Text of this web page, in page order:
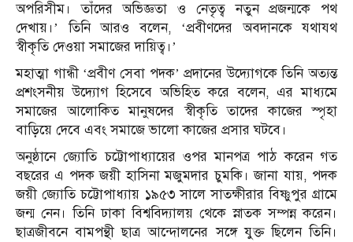
অপরিসীম। তাঁদের অভিজ্ঞতা ও নেতৃত্ব নতুন প্রজন্মকে পথ
দেখায়।’ তিনি আরও বলেন, ‘প্রবীণদের অবদানকে যথাযথ
স্বীকৃতি দেওয়া সমাজের দায়িত্ব।’
মহাত্মা গান্ধী ‘প্রবীণ সেবা পদক’ প্রদানের উদ্যোগকে তিনি অত্যন্ত
প্রশংসনীয় উদ্যোগ হিসেবে অভিহিত করে বলেন, এর মাধ্যমে
সমাজের আলোকিত মানুষদের স্বীকৃতি তাদের কাজের স্পৃহা
বাড়িয়ে দেবে এবং সমাজে ভালো কাজের প্রসার ঘটবে।
অনুষ্ঠানে জ্যোতি চট্টোপাধ্যায়ের ওপর মানপত্র পাঠ করেন গত
বছরের এ পদক জয়ী হাসিনা মজুমদার চুমকি। জানা যায়, পদক
জয়ী জ্যোতি চট্টোপাধ্যায় ১৯৫৩ সালে সাতক্ষীরার বিষ্ণুপুর গ্রামে
জন্ম নেন। তিনি ঢাকা বিশ্ববিদ্যালয় থেকে স্নাতক সম্পন্ন করেন।
ছাত্রজীবনে বামপন্থী ছাত্র আন্দোলনের সঙ্গে যুক্ত ছিলেন তিনি।